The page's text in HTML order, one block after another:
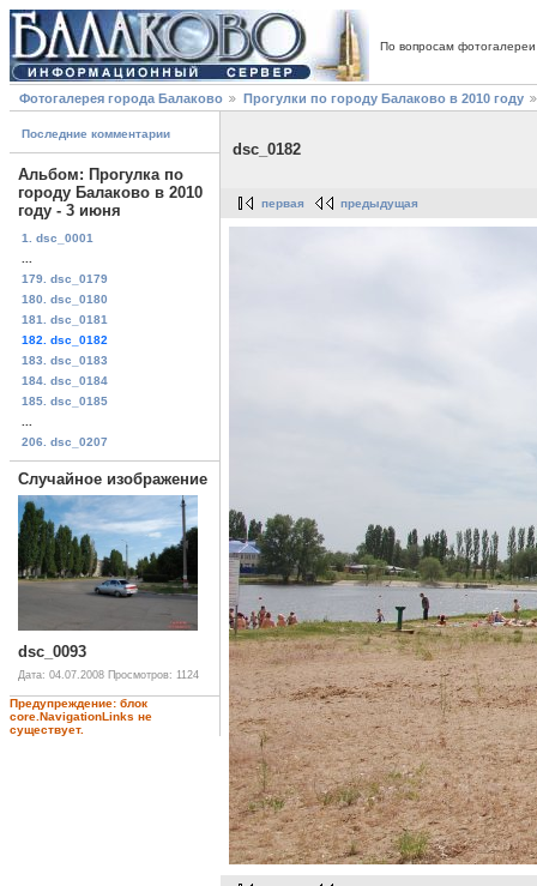
По вопросам
Фотогалерея города Балаково Прогулки по городу Балаково в 2010 году
Последние комментарии
Альбом: Прогулка по
городу Балаково в 2010
году - 3 июня
1. dsc_0001
179. dsc_0179
180. dsc_0180
181. dsc_0181
182. dsc_0182
183. dsc_0183
184. dsc_0184
185. dsc_0185
206. dsc_0207
Случайное изображение
dsc_0093
Дата: 04.07.2008 Просмотров: 1124
Предупреждение: блок
core.NavigationLinks не
существует.
dsc_0182
первая предыдущая